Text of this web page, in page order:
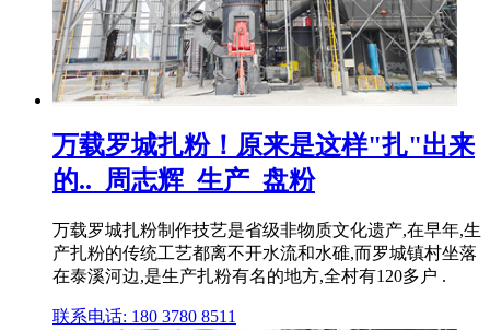
万载罗城扎粉！原来是这样"扎"出来
的.._周志辉_生产_盘粉
万载罗城扎粉制作技艺是省级非物质文化遗产,在早年,生
产扎粉的传统工艺都离不开水流和水碓,而罗城镇村坐落
在泰溪河边,是生产扎粉有名的地方,全村有120多户 .
联系电话: 180 3780 8511